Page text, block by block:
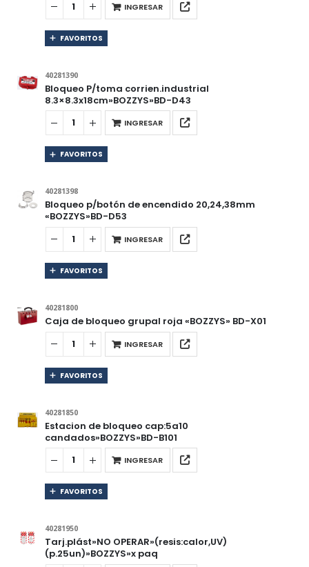
INGRESAR
FAVORITOS
40281390
Bloqueo P/toma corrien.industrial
8.3×8.3x18cm»BOZZYS»BD-D43
INGRESAR
FAVORITOS
40281398
Bloqueo p/botón de encendido 20,24,38mm
«BOZZYS»BD-D53
INGRESAR
FAVORITOS
40281800
Caja de bloqueo grupal roja «BOZZYS» BD-X01
INGRESAR
FAVORITOS
40281850
Estacion de bloqueo cap:5a10
candados»BOZZYS»BD-B101
INGRESAR
FAVORITOS
40281950
Tarj.plást»NO OPERAR»(resis:calor,UV)
(p.25un)»BOZZYS»x paq